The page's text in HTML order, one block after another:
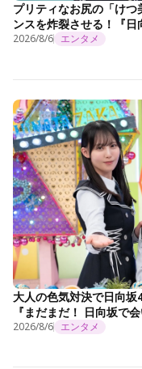
プリティなお尻の「け
ンスを炸裂させる！『
2026/8/6 エンタメ
大人の色気対決で日向坂
『まだまだ！ 日向坂で
2026/8/6 エンタメ